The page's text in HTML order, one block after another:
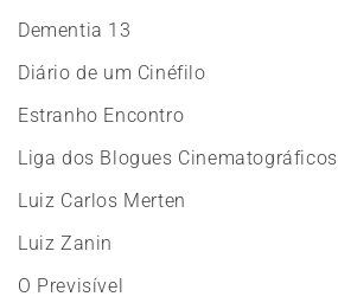
Dementia 13
Diário de um Cinéfilo
Estranho Encontro
Liga dos Blogues Cinematográficos
Luiz Carlos Merten
Luiz Zanin
O Previsível